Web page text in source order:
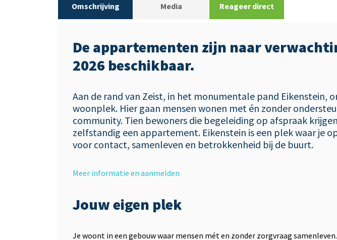
Omschrijving Media Reageer direct
De appartementen zijn naar
2026 beschikbaar.
Aan de rand van Zeist, in het monumentale pand Eikenstein,
woonplek. Hier gaan mensen wonen met én zonder
community. Tien bewoners die begeleiding op afspraak
zelfstandig een appartement. Eikenstein is een plek waar je
voor contact, samenleven en betrokkenheid bij de buurt.
Meer informatie en aanmelden
Jouw eigen plek
Je woont in een gebouw waar mensen mét en zonder zorgvraag